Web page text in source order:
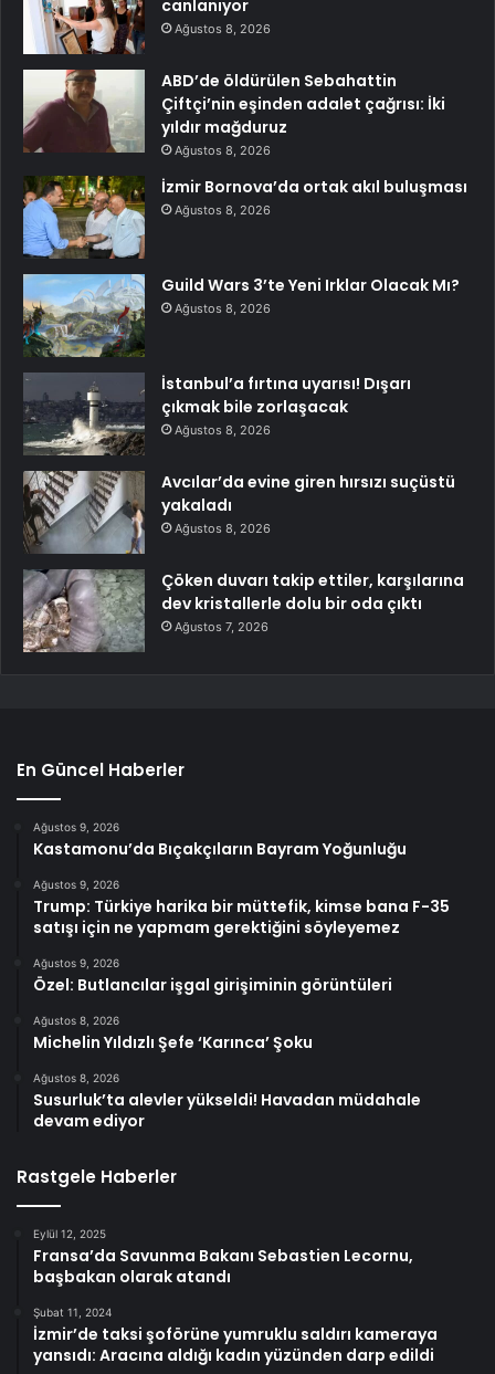
canlanıyor
Ağustos 8, 2026
ABD’de öldürülen Sebahattin
Çiftçi’nin eşinden adalet çağrısı: İki
yıldır mağduruz
Ağustos 8, 2026
İzmir Bornova’da ortak akıl buluşması
Ağustos 8, 2026
Guild Wars 3’te Yeni Irklar Olacak Mı?
Ağustos 8, 2026
İstanbul’a fırtına uyarısı! Dışarı
çıkmak bile zorlaşacak
Ağustos 8, 2026
Avcılar’da evine giren hırsızı suçüstü
yakaladı
Ağustos 8, 2026
Çöken duvarı takip ettiler, karşılarına
dev kristallerle dolu bir oda çıktı
Ağustos 7, 2026
En Güncel Haberler
Ağustos 9, 2026
Kastamonu’da Bıçakçıların Bayram Yoğunluğu
Ağustos 9, 2026
Trump: Türkiye harika bir müttefik, kimse bana F-35
satışı için ne yapmam gerektiğini söyleyemez
Ağustos 9, 2026
Özel: Butlancılar işgal girişiminin görüntüleri
Ağustos 8, 2026
Michelin Yıldızlı Şefe ‘Karınca’ Şoku
Ağustos 8, 2026
Susurluk’ta alevler yükseldi! Havadan müdahale
devam ediyor
Rastgele Haberler
Eylül 12, 2025
Fransa’da Savunma Bakanı Sebastien Lecornu,
başbakan olarak atandı
Şubat 11, 2024
İzmir’de taksi şoförüne yumruklu saldırı kameraya
yansıdı: Aracına aldığı kadın yüzünden darp edildi